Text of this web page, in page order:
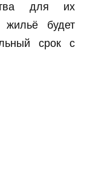
для их
будет
срок с